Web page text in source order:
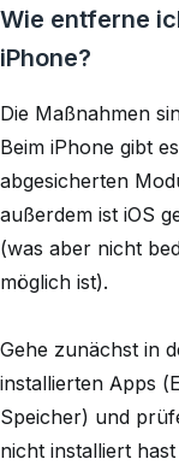
Wie entferne
iPhone?
Die Maßnahmen
Beim iPhone gibt
abgesicherten
außerdem ist iOS
(was aber nicht
möglich ist).
Gehe zunächst in
installierten Apps (
Speicher) und
nicht installiert